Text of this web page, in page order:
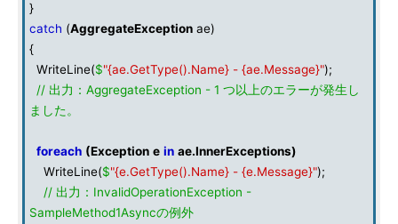
}
catch (AggregateException ae)
{
WriteLine($"{ae.GetType().Name} - {ae.Message}");
// 出力：AggregateException - 1 つ以上のエラーが発生し
ました。
foreach (Exception e in ae.InnerExceptions)
WriteLine($"{e.GetType().Name} - {e.Message}");
// 出力：InvalidOperationException -
SampleMethod1Asyncの例外